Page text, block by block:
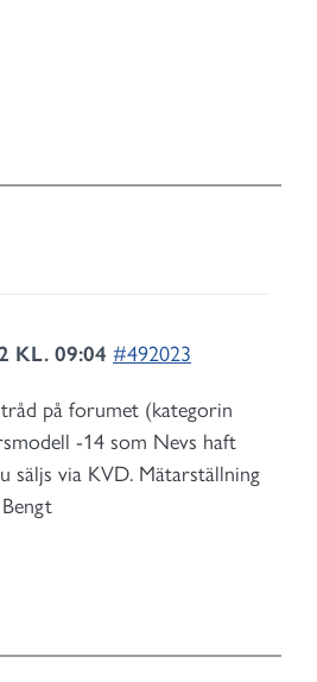
KL. 09:04 #492023
tråd på forumet (kategorin
-14 som Nevs haft
säljs via KVD. Mätarställning